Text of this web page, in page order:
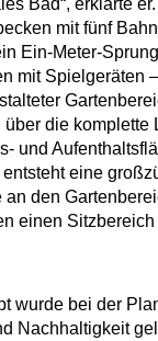
mit fünf
Ein-Meter-
mit Spielgeräten
die komplette
und
eine
den
einen
wurde bei der
Nachhaltigkeit